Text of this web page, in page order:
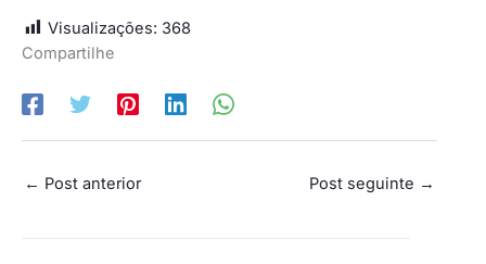
Visualizações: 368
Compartilhe
← Post anterior Post seguinte →